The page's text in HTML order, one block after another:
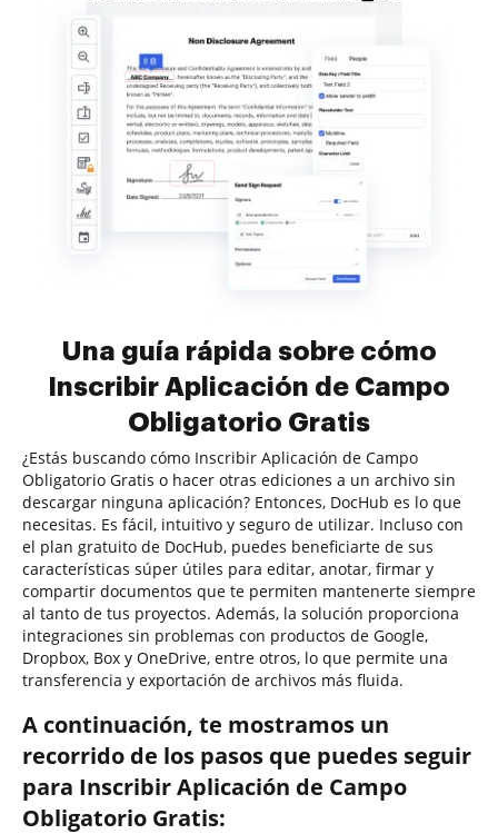
Una guía rápida sobre cómo
Inscribir Aplicación de Campo
Obligatorio Gratis
¿Estás buscando cómo Inscribir Aplicación de Campo
Obligatorio Gratis o hacer otras ediciones a un archivo sin
descargar ninguna aplicación? Entonces, DocHub es lo que
necesitas. Es fácil, intuitivo y seguro de utilizar. Incluso con
el plan gratuito de DocHub, puedes beneficiarte de sus
características súper útiles para editar, anotar, firmar y
compartir documentos que te permiten mantenerte siempre
al tanto de tus proyectos. Además, la solución proporciona
integraciones sin problemas con productos de Google,
Dropbox, Box y OneDrive, entre otros, lo que permite una
transferencia y exportación de archivos más fluida.
A continuación, te mostramos un
recorrido de los pasos que puedes seguir
para Inscribir Aplicación de Campo
Obligatorio Gratis: